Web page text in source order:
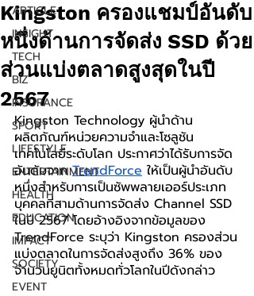
ARTICLE
INSIGHT
TECH
BIZ
INSURANCE
SPORT
LIFESTYLE
ENTERTAINMENT
HEALTH
EDUCATION
IMPACT
SOCIETY
EVENT
Kingston ครองแชมป์อันดับ
หนึ่งด้านการจัดส่ง SSD ด้วย
ส่วนแบ่งตลาดสูงสุดในปี
2567
Kingston Technology ผู้นำด้าน
ผลิตภัณฑ์หน่วยความจำและโซลูชัน
เทคโนโลยีระดับโลก ประกาศว่าได้รับการจัด
อันดับจาก TrendForce ให้เป็นผู้นำอันดับ
หนึ่งสำหรับการเป็นซัพพลายเออร์ประเภท
บุคคลที่สามด้านการจัดส่ง Channel SSD
ในปี 2567 โดยอ้างอิงจากข้อมูลของ
TrendForce ระบุว่า Kingston ครองส่วน
แบ่งตลาดในการจัดส่งสูงถึง 36% ของ
จำนวนยูนิตทั้งหมดทั่วโลกในปีดังกล่าว